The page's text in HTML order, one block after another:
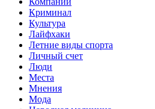
Криминал
Культура
Лайфхаки
Летние виды спорта
Личный счет
Люди
Места
Мнения
Мода